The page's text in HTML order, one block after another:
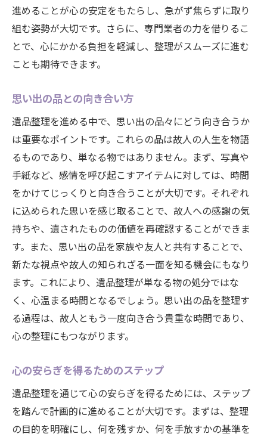
進めることが心の安定をもたらし、急がず焦らずに取り
組む姿勢が大切です。さらに、専門業者の力を借りるこ
とで、心にかかる負担を軽減し、整理がスムーズに進む
ことも期待できます。
思い出の品との向き合い方
遺品整理を進める中で、思い出の品々にどう向き合うか
は重要なポイントです。これらの品は故人の人生を物語
るものであり、単なる物ではありません。まず、写真や
手紙など、感情を呼び起こすアイテムに対しては、時間
をかけてじっくりと向き合うことが大切です。それぞれ
に込められた思いを感じ取ることで、故人への感謝の気
持ちや、遺されたものの価値を再確認することができま
す。また、思い出の品を家族や友人と共有することで、
新たな視点や故人の知られざる一面を知る機会にもなり
ます。これにより、遺品整理が単なる物の処分ではな
く、心温まる時間となるでしょう。思い出の品を整理す
る過程は、故人ともう一度向き合う貴重な時間であり、
心の整理にもつながります。
心の安らぎを得るためのステップ
遺品整理を通じて心の安らぎを得るためには、ステップ
を踏んで計画的に進めることが大切です。まずは、整理
の目的を明確にし、何を残すか、何を手放すかの基準を